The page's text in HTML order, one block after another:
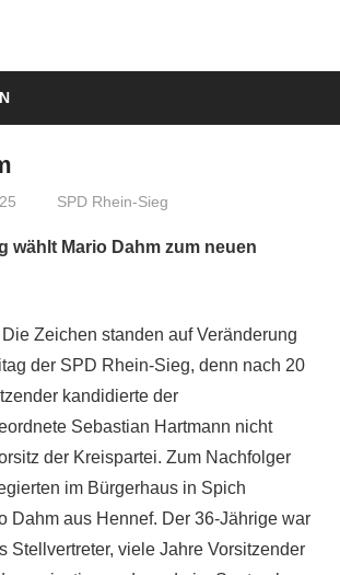
treffpunkt
SPD Rhein-Sieg
wählt Mario Dahm zum neuen
Zeichen standen auf Veränderung
der SPD Rhein-Sieg, denn nach 20
kandidierte der
Sebastian Hartmann nicht
der Kreispartei. Zum Nachfolger
im Bürgerhaus in Spich
Dahm aus Hennef. Der 36-Jährige war
Stellvertreter, viele Jahre Vorsitzender